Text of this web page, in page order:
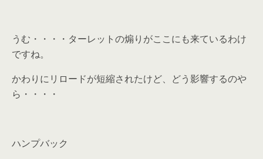
うむ・・・・ターレットの煽りがここにも来ているわけ
ですね。
かわりにリロードが短縮されたけど、どう影響するのや
ら・・・・
ハンプバック